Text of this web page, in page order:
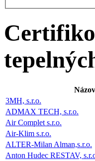
Názov
3MH, s.r.o.
ADMAX TECH, s.r.o.
Air Complet s.r.o.
Air-Klim s.r.o.
ALTER-Milan Alman,s.r.o.
Anton Hudec RESTAV,